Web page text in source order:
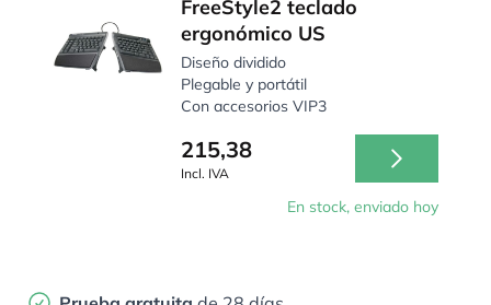
FreeStyle2 teclado
ergonómico US
Diseño dividido
Plegable y portátil
Con accesorios VIP3
215,38
Incl. IVA
En stock, enviado hoy